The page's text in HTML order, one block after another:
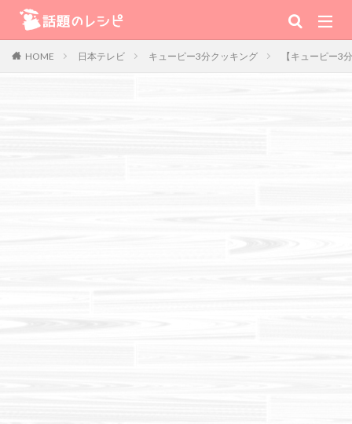
HOME 日本テレビ キューピー3分クッキング 【キューピー3
キーワード